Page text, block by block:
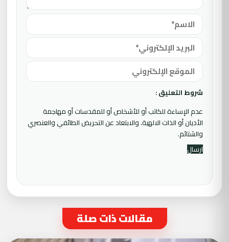
شروط التعليق :
عدم الإساءة للكاتب أو للأشخاص أو للمقدسات أو مهاجمة
الأديان أو الذات الالهية. والابتعاد عن التحريض الطائفي والعنصري
والشتائم.
مقالات ذات صلة